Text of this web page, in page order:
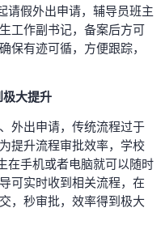
请假外出申请，辅导员班主
工作副书记，备案后方可
保有迹可循，方便跟踪，
极大提升
外出申请，传统流程过于
提升流程审批效率，学校
在手机或者电脑就可以随时
可实时收到相关流程，在
，秒审批，效率得到极大